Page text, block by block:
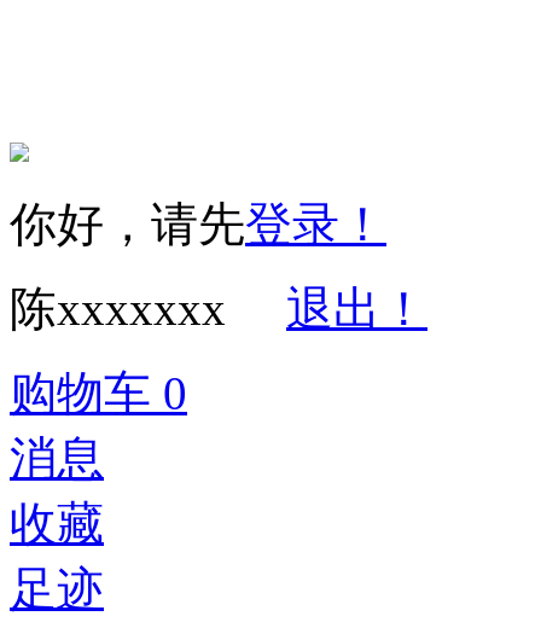
你好，请先登录！
陈xxxxxxx
退出！
购物车 0
消息
收藏
足迹